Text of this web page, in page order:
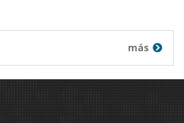
más